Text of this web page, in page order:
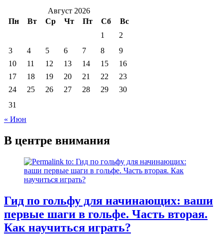
Август 2026
Пн
Вт Ср Чт Пт Сб
Вс
1
2
3
4 5 6 7 8
9
10
11 12 13 14 15
16
17
18 19 20 21 22
23
24
25 26 27 28 29
30
31
« Июн
В центре внимания
Гид по гольфу для начинающих: ваши
первые шаги в гольфе. Часть вторая.
Как научиться играть?